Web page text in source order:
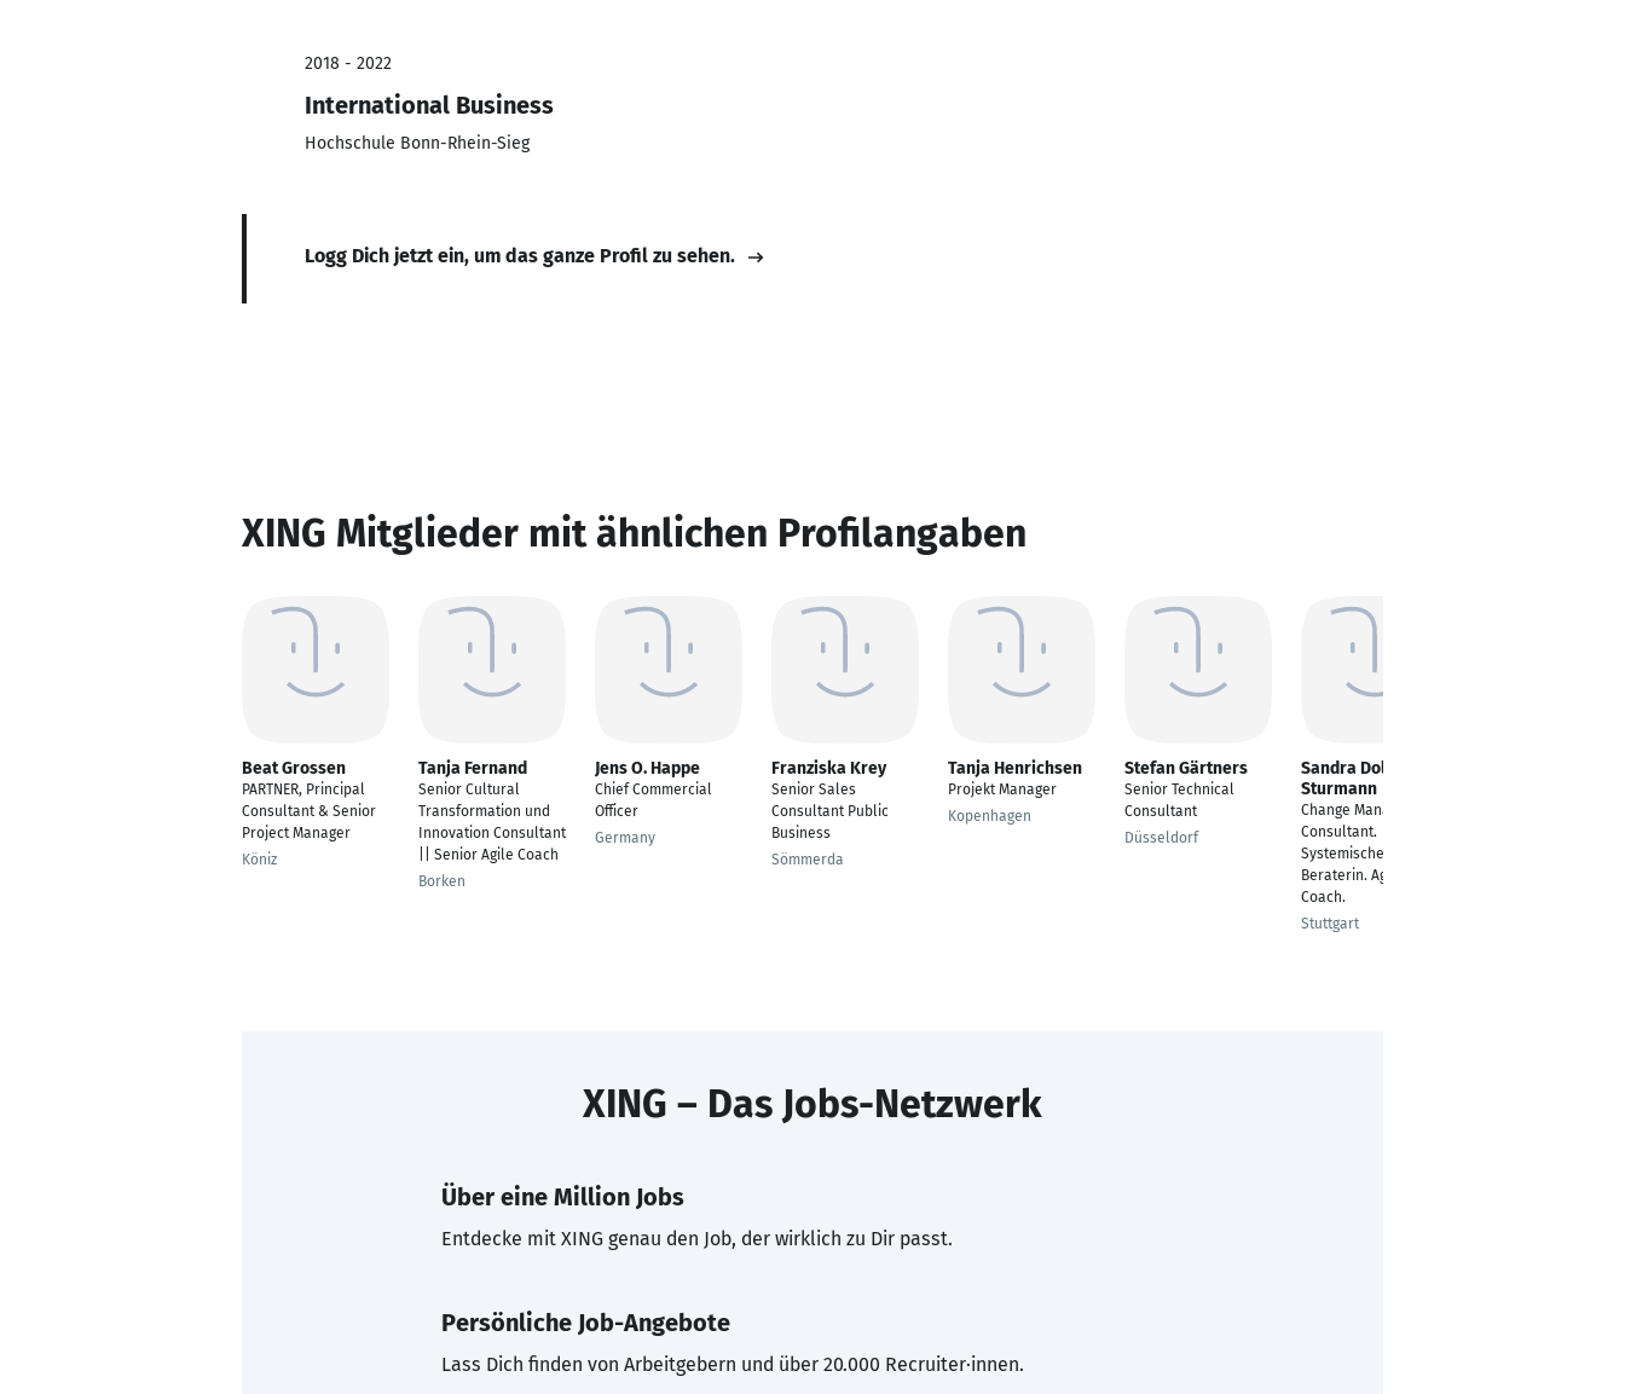
2018 - 2022
International Business
Hochschule Bonn-Rhein-Sieg
Logg Dich jetzt ein, um das ganze Profil zu sehen.
XING Mitglieder mit ähnlichen Profilangaben
Beat Grossen
PARTNER, Principal
Consultant & Senior
Project Manager
Köniz
Tanja Fernand
Senior Cultural
Transformation und
Innovation Consultant
|| Senior Agile Coach
Borken
Jens O. Happe
Chief Commercial
Officer
Germany
Franziska Krey
Senior Sales
Consultant Public
Business
Sömmerda
Tanja Henrichsen
Projekt Manager
Kopenhagen
Stefan Gärtners
Senior Technical
Consultant
Düsseldorf
Sandra Dolderer
Sturmann
Change Management
Consultant.
Systemische
Beraterin. Agiler
Coach.
Stuttgart
XING – Das Jobs-Netzwerk
Über eine Million Jobs
Entdecke mit XING genau den Job, der wirklich zu Dir passt.
Persönliche Job-Angebote
Lass Dich finden von Arbeitgebern und über 20.000 Recruiter·innen.